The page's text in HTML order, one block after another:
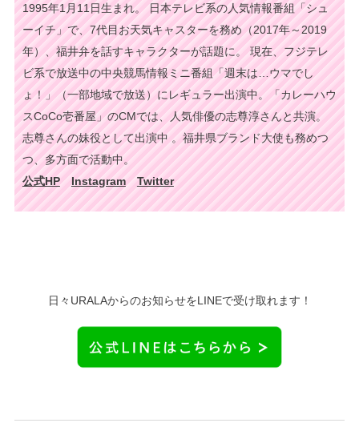
1995年1月11日生まれ。 日本テレビ系の人気情報番組「シュ
ーイチ」で、7代目お天気キャスターを務め（2017年～2019
年）、福井弁を話すキャラクターが話題に。 現在、フジテレ
ビ系で放送中の中央競馬情報ミニ番組「週末は…ウマでし
ょ！」（一部地域で放送）にレギュラー出演中。「カレーハウ
スCoCo壱番屋」のCMでは、人気俳優の志尊淳さんと共演。
志尊さんの妹役として出演中 。福井県ブランド大使も務めつ
つ、多方面で活動中。
公式HP
Instagram Twitter
日々URALAからのお知らせをLINEで受け取れます！